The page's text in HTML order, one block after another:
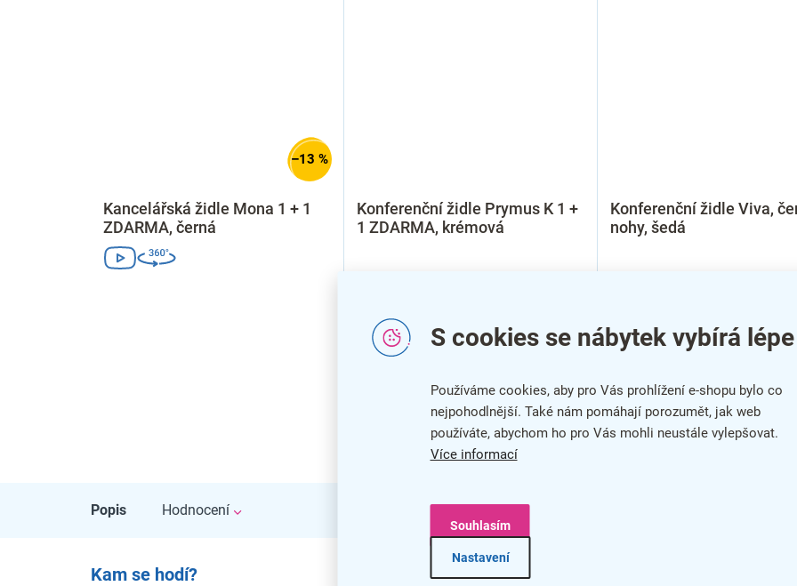
S cookies se nábytek vybírá lépe
Používáme cookies, aby pro Vás prohlížení e-shopu bylo co
nejpohodlnější. Také nám pomáhají porozumět, jak web
používáte, abychom ho pro Vás mohli neustále vylepšovat.
Více informací
Nastavení
Souhlasím
–13 %
Kancelářská židle Mona 1 + 1
ZDARMA, černá
Konferenční židle Prymus K 1 +
1 ZDARMA, krémová
Konferenční židle Viva,
nohy, šedá
Popis Hodnocení
Kam se hodí?